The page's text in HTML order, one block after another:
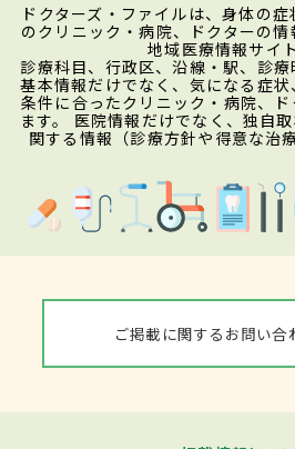
ドクターズ・ファイルは、身体の
のクリニック・病院、ドクターの
地域医療情報サイ
診療科目、行政区、沿線・駅、診
基本情報だけでなく、気になる症
条件に合ったクリニック・病院、
ます。 医院情報だけでなく、独自
関する情報（診療方針や得意な治
ご掲載に関するお問い合